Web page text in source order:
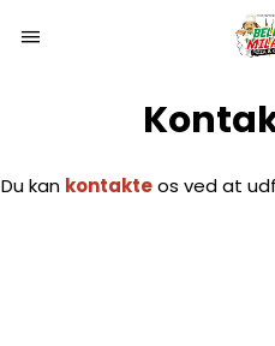
Du kan kontakteos ved at